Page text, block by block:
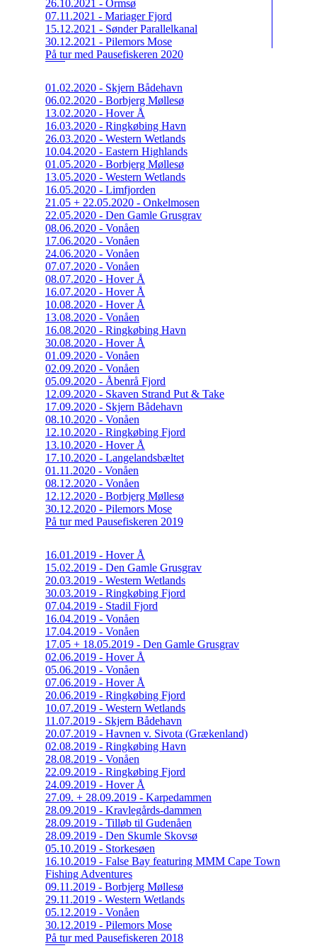
26.10.2021 - Ormsø
07.11.2021 - Mariager Fjord
15.12.2021 - Sønder Parallelkanal
30.12.2021 - Pilemors Mose
På tur med Pausefiskeren 2020
01.02.2020 - Skjern Bådehavn
06.02.2020 - Borbjerg Møllesø
13.02.2020 - Hover Å
16.03.2020 - Ringkøbing Havn
26.03.2020 - Western Wetlands
10.04.2020 - Eastern Highlands
01.05.2020 - Borbjerg Møllesø
13.05.2020 - Western Wetlands
16.05.2020 - Limfjorden
21.05 + 22.05.2020 - Onkelmosen
22.05.2020 - Den Gamle Grusgrav
08.06.2020 - Vonåen
17.06.2020 - Vonåen
24.06.2020 - Vonåen
07.07.2020 - Vonåen
08.07.2020 - Hover Å
16.07.2020 - Hover Å
10.08.2020 - Hover Å
13.08.2020 - Vonåen
16.08.2020 - Ringkøbing Havn
30.08.2020 - Hover Å
01.09.2020 - Vonåen
02.09.2020 - Vonåen
05.09.2020 - Åbenrå Fjord
12.09.2020 - Skaven Strand Put & Take
17.09.2020 - Skjern Bådehavn
08.10.2020 - Vonåen
12.10.2020 - Ringkøbing Fjord
13.10.2020 - Hover Å
17.10.2020 - Langelandsbæltet
01.11.2020 - Vonåen
08.12.2020 - Vonåen
12.12.2020 - Borbjerg Møllesø
30.12.2020 - Pilemors Mose
På tur med Pausefiskeren 2019
16.01.2019 - Hover Å
15.02.2019 - Den Gamle Grusgrav
20.03.2019 - Western Wetlands
30.03.2019 - Ringkøbing Fjord
07.04.2019 - Stadil Fjord
16.04.2019 - Vonåen
17.04.2019 - Vonåen
17.05 + 18.05.2019 - Den Gamle Grusgrav
02.06.2019 - Hover Å
05.06.2019 - Vonåen
07.06.2019 - Hover Å
20.06.2019 - Ringkøbing Fjord
10.07.2019 - Western Wetlands
11.07.2019 - Skjern Bådehavn
20.07.2019 - Havnen v. Sivota (Grækenland)
02.08.2019 - Ringkøbing Havn
28.08.2019 - Vonåen
22.09.2019 - Ringkøbing Fjord
24.09.2019 - Hover Å
27.09. + 28.09.2019 - Karpedammen
28.09.2019 - Kravlegårds-dammen
28.09.2019 - Tilløb til Gudenåen
28.09.2019 - Den Skumle Skovsø
05.10.2019 - Storkesøen
16.10.2019 - False Bay featuring MMM Cape Town
Fishing Adventures
09.11.2019 - Borbjerg Møllesø
29.11.2019 - Western Wetlands
05.12.2019 - Vonåen
30.12.2019 - Pilemors Mose
På tur med Pausefiskeren 2018